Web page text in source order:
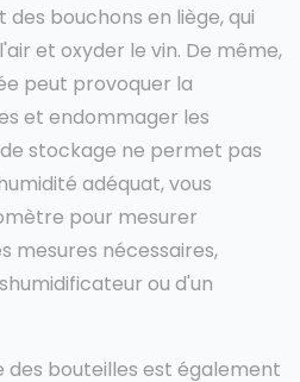
bouchons en liège, qui
et oxyder le vin. De même,
peut provoquer la
et endommager les
stockage ne permet pas
adéquat, vous
pour mesurer
mesures nécessaires,
ou d'un
des bouteilles est également